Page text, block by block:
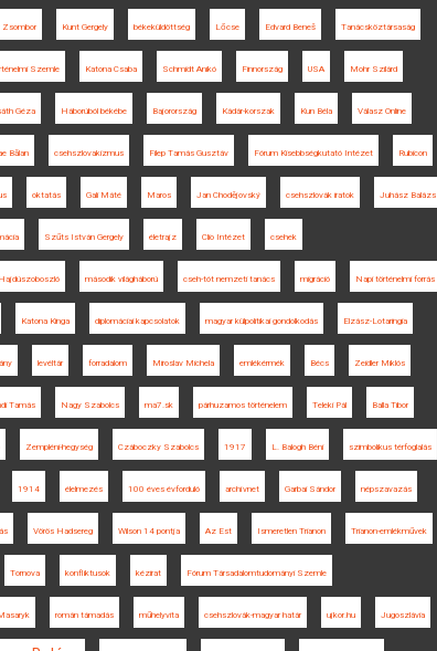
Zsombor Kunt Gergely békeküldöttség Lőcse Edvard Beneš Tanácsköztársaság
Szemle Katona Csaba Schmidt Anikó Finnország USA Mohr Szilárd
Géza Háborúból békébe Bajorország Kádár-korszak Kun Béla Válasz Online
Bălan csehszlovakizmus Filep Tamás Gusztáv Fórum Kisebbségkutató Intézet Rubicon
oktatás Gali Máté Maros Jan Chodějovský csehszlovák iratok Juhász Balázs
Szűts István Gergely életrajz Clio Intézet csehek
Hajdúszoboszló második világháború cseh-tót nemzeti tanács migráció Napi történelmi forrás
Katona Kinga diplomáciai kapcsolatok magyar külpolitikai gondolkodás Elzász-Lotaringia
levéltár forradalom Miroslav Michela emlékérmék Bécs Zeidler Miklós
Tamás Nagy Szabolcs ma7.sk párhuzamos történelem Teleki Pál Balla Tibor
Zempléni-hegység Czáboczky Szabolcs 1917 L. Balogh Béni szimbolikus térfoglalás
1914 élelmezés 100 éves évforduló archívnet Garbai Sándor népszavazás
Vörös Hadsereg Wilson 14 pontja Az Est Ismeretlen Trianon Trianon-emlékművek
Tornova konfliktusok kézirat Fórum Társadalomtudományi Szemle
román támadás műhelyvita csehszlovák-magyar határ ujkor.hu Jugoszlávia